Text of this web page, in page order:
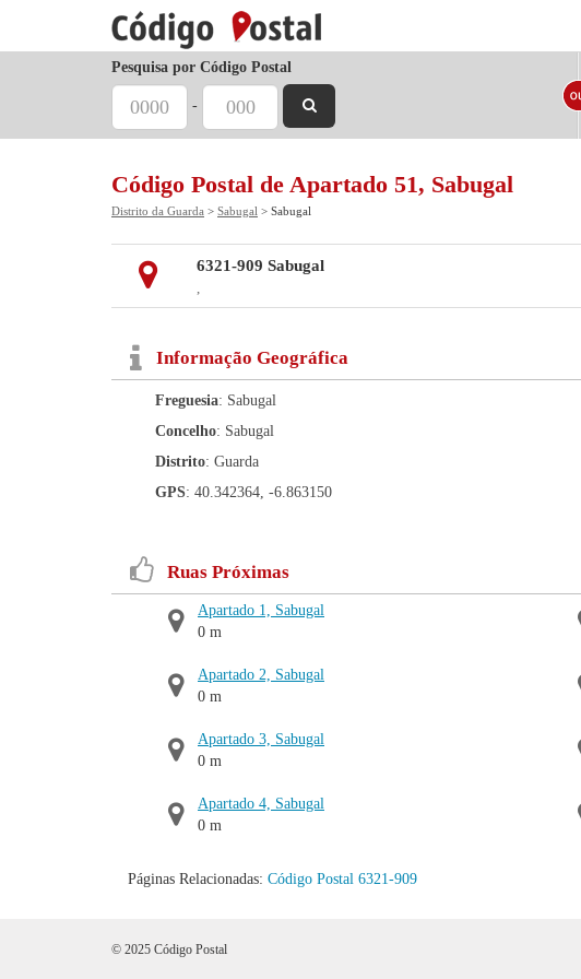
Pesquisa por Código Postal
-
Código Postal de Apartado 51, Sabugal
Distrito da Guarda > Sabugal > Sabugal
6321-909 Sabugal
,
Informação Geográfica
Freguesia: Sabugal
Concelho: Sabugal
Distrito: Guarda
GPS: 40.342364, -6.863150
Ruas Próximas
Apartado 1, Sabugal
0 m
Apartado 2, Sabugal
0 m
Apartado 3, Sabugal
0 m
Apartado 4, Sabugal
0 m
Páginas Relacionadas: Código Postal 6321-909
© 2025 Código Postal